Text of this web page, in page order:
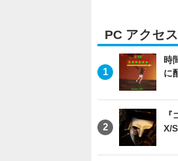
PC アクセ
時
に
X/